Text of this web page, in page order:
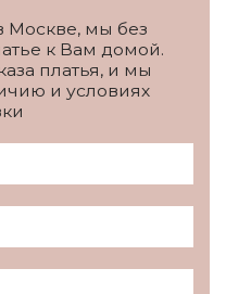
Москве, мы без
к Вам домой.
платья, и мы
и условиях